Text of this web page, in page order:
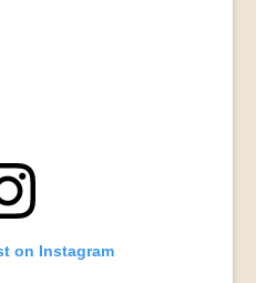
on Instagram